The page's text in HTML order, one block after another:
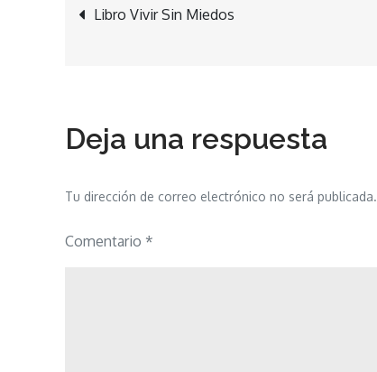
Navegación
entradas
Libro Vivir Sin Miedos
Deja una respuesta
Tu dirección de correo electrónico no será publicada.
Comentario *